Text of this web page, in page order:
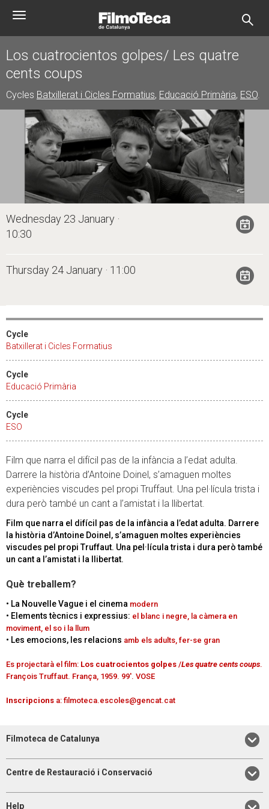
Toggle
Los cuatrocientos golpes/ Les quatre
cents coups
Cycles Batxillerat i Cicles Formatius, Educació Primària, ESO.
Wednesday 23 January ·
10:30
Thursday 24 January · 11:00
Cycle
Batxillerat i Cicles Formatius
Cycle
Educació Primària
Cycle
ESO
Film que narra el difícil pas de la infància a l’edat adulta.
Darrere la història d’Antoine Doinel, s’amaguen moltes
experiències viscudes pel propi Truffaut. Una pel·lícula trista i
dura però també un cant a l’amistat i la llibertat.
Film que narra el difícil pas de la infància a l’edat adulta. Darrere
la història d’Antoine Doinel, s’amaguen moltes experiències
viscudes pel propi Truffaut. Una pel·lícula trista i dura però també
un cant a l’amistat i la llibertat.
Què treballem?
• La Nouvelle Vague i el cinema modern
• Elements tècnics i expressius: el blanc i negre, la càmera en
moviment, el so i la llum
• Les emocions, les relacions amb els adults, fer-se gran
Es projectarà el film: Los cuatrocientos golpes /Les quatre cents coups.
François Truffaut. França, 1959. 99'. VOSE
Inscripcions a: filmoteca.escoles@gencat.cat
Filmoteca de Catalunya
Centre de Restauració i Conservació
Help